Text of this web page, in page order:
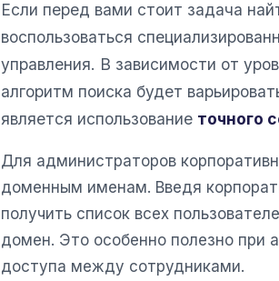
Если перед вами стоит задача
воспользоваться
управления. В зависимости от
алгоритм поиска будет
является использование точного
Для администраторов
доменным именам. Введя
получить список всех
домен. Это особенно полезно при
доступа между сотрудниками.